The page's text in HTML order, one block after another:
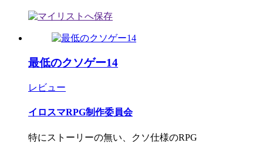
最低のクソゲー14
レビュー
イロスマRPG制作委員会
特にストーリーの無い、クソ仕様のRPG